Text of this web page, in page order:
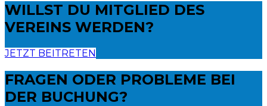
WILLST DU MITGLIED DES
VEREINS WERDEN?
JETZT BEITRETEN
FRAGEN ODER PROBLEME BEI
DER BUCHUNG?